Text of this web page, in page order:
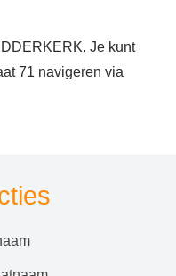
Je kunt
71 navigeren via